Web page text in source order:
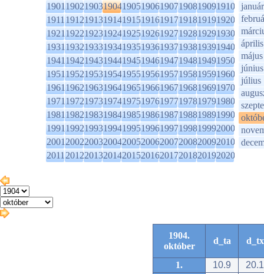
1901190219031904190519061907190819091910
1911191219131914191519161917191819191920
1921192219231924192519261927192819291930
1931193219331934193519361937193819391940
1941194219431944194519461947194819491950
1951195219531954195519561957195819591960
1961196219631964196519661967196819691970
1971197219731974197519761977197819791980
1981198219831984198519861987198819891990
1991199219931994199519961997199819992000
2001200220032004200520062007200820092010
2011201220132014201520162017201820192020
január
április
május
június
július
1904.
október
d_ta d_tx
1. 10.9
20.1